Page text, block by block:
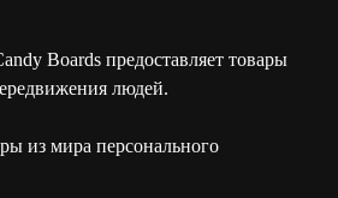
Boards предоставляет товары
людей.
из мира персонального